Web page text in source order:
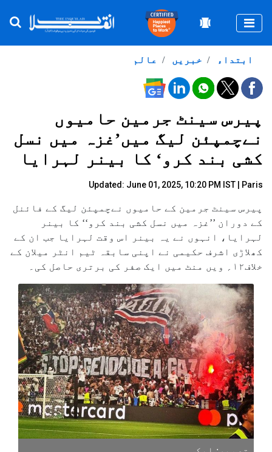
عالم خبریں ابتداء
پیرس سینٹ جرمین حامیوں
نےچمپئن لیگ میں’غزہ میں نسل
کشی بند کرو‘ کا بینر لہرایا
Updated: June 01, 2025, 10:20 PM IST | Paris
پیرس سینٹ جرمین کے حامیوں نےچمپئن لیگ کے فائنل
کے دوران ’’غزہ میں نسل کشی بند کرو‘‘ کا بینر
لہرایا، انہوں نے یہ بینر اس وقت لہرایا جب ان کے
کھلاڑی اشرف حکیمی نے اپنی سابقہ ٹیم انٹر میلان کے
خلاف۱۲؍ ویں منٹ میں ایک صفر کی برتری حاصل کی۔